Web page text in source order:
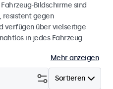
Bildschirme sind
resistent gegen
verfügen über vielseitige
in jedes Fahrzeug
Mehr anzeigen
Sortieren